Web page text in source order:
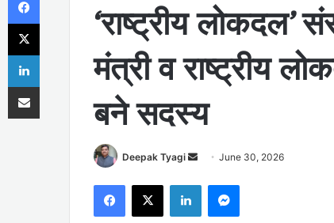
‘राष्ट्रीय लोकदल’
मंत्री व राष्ट्रीय
बने सदस्य
Deepak Tyagi
Send
email
June 30, 2026
Facebook
X LinkedInMessenger
X
LinkedIn
Share via Email